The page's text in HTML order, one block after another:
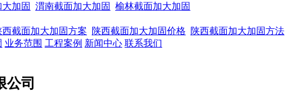
加固 渭南截面加大加固
榆林截面加大加固
西截面加大加固方案 陕西截面加大加固价格
陕西截面加大加固方法
业务范围 工程案例 新闻中心 联系我们
公司